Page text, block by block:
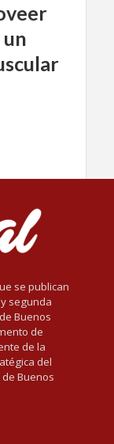
se publican
segunda
Buenos
de
de la
del
Buenos